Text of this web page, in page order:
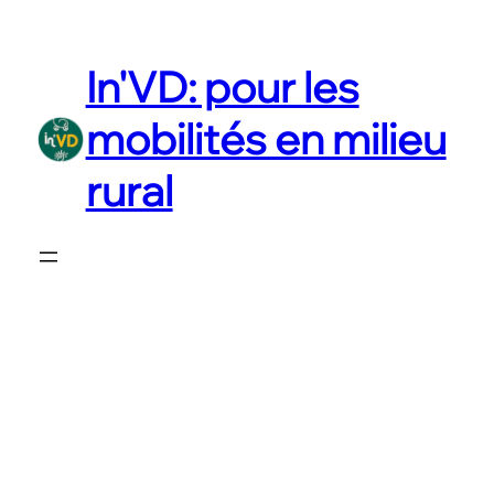
In'VD: pour les
mobilités en milieu
rural